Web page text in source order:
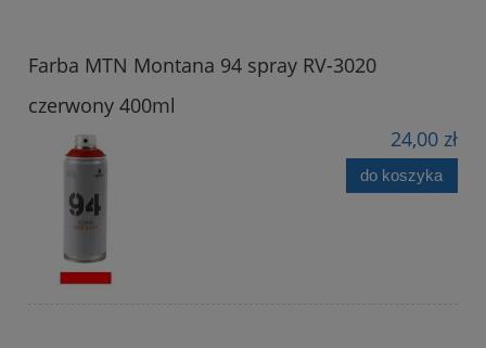
Farba MTN Montana 94 spray RV-3020
czerwony 400ml
24,00 zł
do koszyka